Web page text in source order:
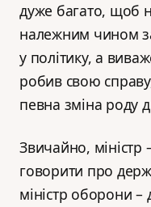
дуже багато, щоб
належним чином
у політику, а
робив свою
певна зміна роду
Звичайно,
говорити про
міністр оборони –